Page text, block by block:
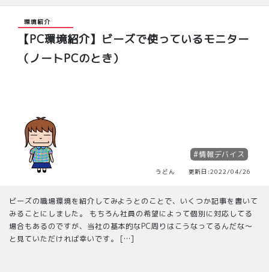
環境紹介
【PC環境紹介】ビーズで使っているモニター
（ノートPCのとき）
#情報デバイス
うどん 更新日:2022/04/26
ビーズの職場環境を紹介してみようとのことで、いくつか記事を書いて
みることにしました。 もちろん社員の希望によって個別に対応してる
場合もあるのですが、当社の基本的なPC周りはこうなってるんだな～
と見ていただければ幸いです。 […]